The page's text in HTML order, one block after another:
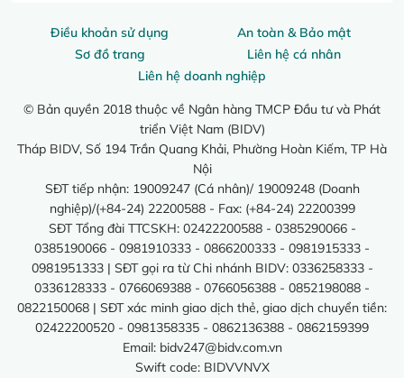
Điều khoản sử dụng
An toàn & Bảo mật
Sơ đồ trang
Liên hệ cá nhân
Liên hệ doanh nghiệp
© Bản quyền 2018 thuộc về Ngân hàng TMCP Đầu tư và Phát
triển Việt Nam (BIDV)
Tháp BIDV, Số 194 Trần Quang Khải, Phường Hoàn Kiếm, TP Hà
Nội
SĐT tiếp nhận: 19009247 (Cá nhân)/ 19009248 (Doanh
nghiệp)/(+84-24) 22200588 - Fax: (+84-24) 22200399
SĐT Tổng đài TTCSKH: 02422200588 - 0385290066 -
0385190066 - 0981910333 - 0866200333 - 0981915333 -
0981951333 | SĐT gọi ra từ Chi nhánh BIDV: 0336258333 -
0336128333 - 0766069388 - 0766056388 - 0852198088 -
0822150068 | SĐT xác minh giao dịch thẻ, giao dịch chuyển tiền:
02422200520 - 0981358335 - 0862136388 - 0862159399
Email: bidv247@bidv.com.vn
Swift code: BIDVVNVX